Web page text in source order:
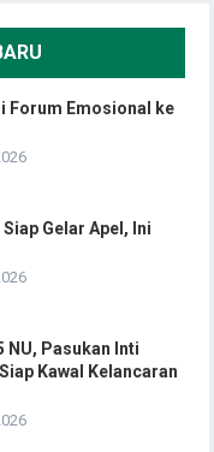
Forum Emosional ke
Gelar Apel, Ini
Pasukan Inti
Kawal Kelancaran